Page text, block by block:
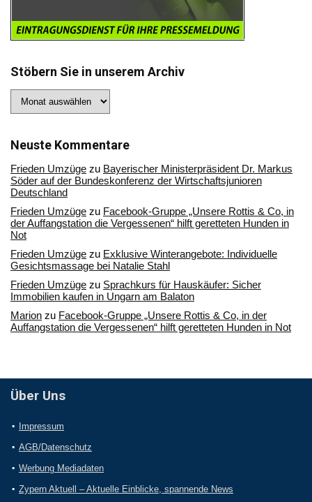
Stöbern Sie in unserem Archiv
Sie
Archiv
Neuste Kommentare
Frieden Umzüge zu Bayerischer Ministerpräsident Dr. Markus
Söder auf der Bundeskonferenz der Wirtschaftsjunioren
Deutschland
Frieden Umzüge zu Facebook-Gruppe „Unsere Rottis & Co, in
der Auffangstation die Vergessenen“ hilft geretteten Hunden in
Not
Frieden Umzüge zu Exklusive Winterangebote: Individuelle
Gesichtsmassage bei Natalie Stahl
Frieden Umzüge zu Sprachkurs für Hauskäufer: Sicher
Immobilien kaufen in Ungarn am Balaton
Marion zu Facebook-Gruppe „Unsere Rottis & Co, in der
Auffangstation die Vergessenen“ hilft geretteten Hunden in Not
Über Uns
Impressum
AGB/Datenschutz
Werbung Mediadaten
Zypern Aktuell – Aktuelle Einblicke, spannende News